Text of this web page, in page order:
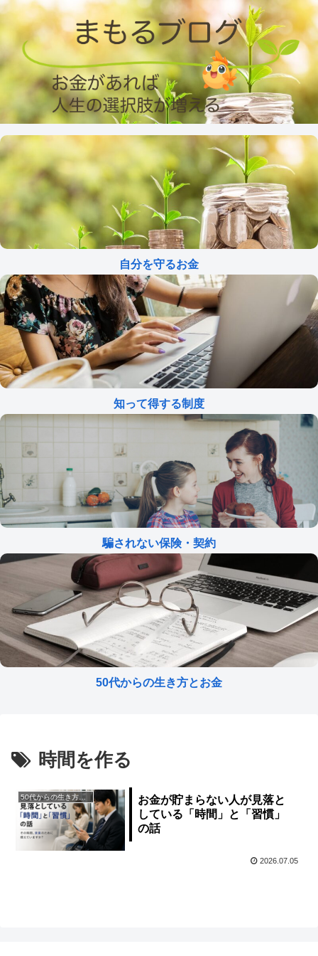
自分を守るお金
知って得する制度
騙されない保険・契約
50代からの生き方とお金
時間を作る
50代からの生き方とお金
お金が貯まらない人が見落と
している「時間」と「習慣」
の話
2026.07.05